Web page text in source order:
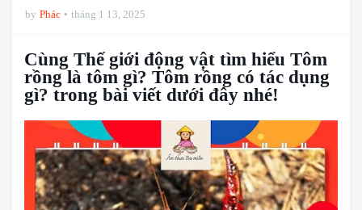
by Phác tháng 1 13, 2025
Cùng Thế giới động vật tìm hiểu Tôm
rồng là tôm gì? Tôm rồng có tác dụng
gì? trong bài viết dưới đây nhé!